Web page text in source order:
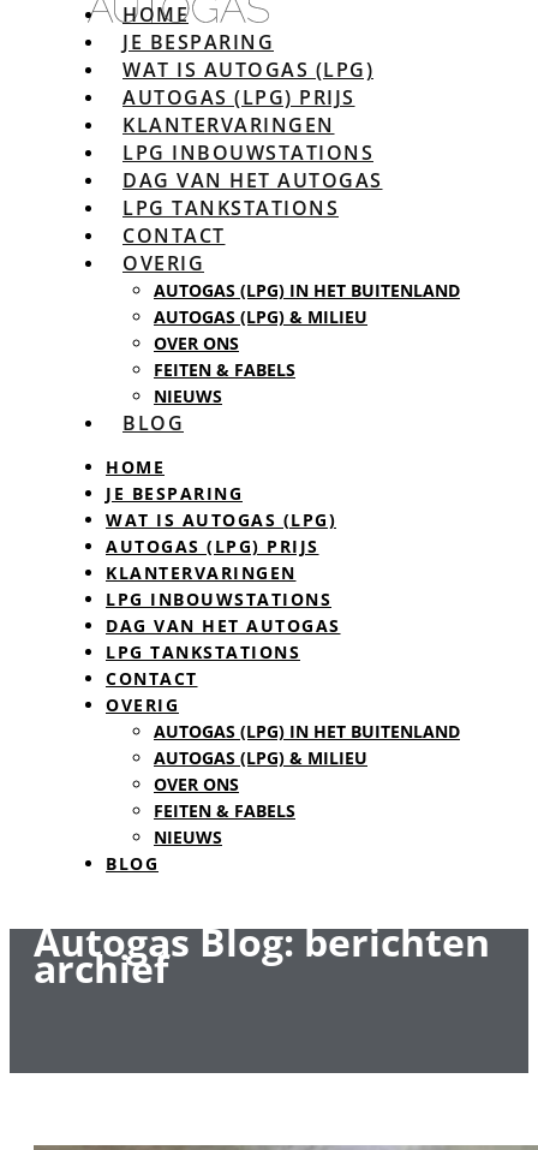
HOME
JE BESPARING
WAT IS AUTOGAS (LPG)
AUTOGAS (LPG) PRIJS
KLANTERVARINGEN
LPG INBOUWSTATIONS
DAG VAN HET AUTOGAS
LPG TANKSTATIONS
CONTACT
OVERIG
AUTOGAS (LPG) IN HET BUITENLAND
AUTOGAS (LPG) & MILIEU
OVER ONS
FEITEN & FABELS
NIEUWS
BLOG
HOME
JE BESPARING
WAT IS AUTOGAS (LPG)
AUTOGAS (LPG) PRIJS
KLANTERVARINGEN
LPG INBOUWSTATIONS
DAG VAN HET AUTOGAS
LPG TANKSTATIONS
CONTACT
OVERIG
AUTOGAS (LPG) IN HET BUITENLAND
AUTOGAS (LPG) & MILIEU
OVER ONS
FEITEN & FABELS
NIEUWS
BLOG
Autogas Blog: berichten
archief